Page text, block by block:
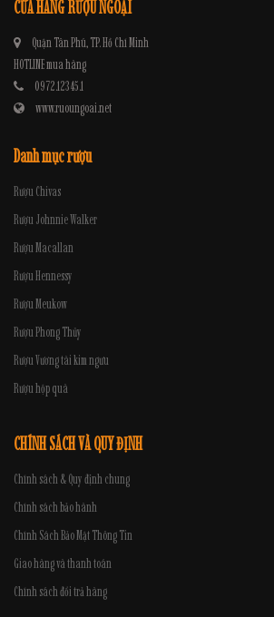
CỬA HÀNG RƯỢU NGOẠI
Quận Tân Phú, TP. Hồ Chí Minh
HOTLINE mua hàng
0972.12345.1
www.ruoungoai.net
Danh mục rượu
Rượu Chivas
Rượu Johnnie Walker
Rượu Macallan
Rượu Hennessy
Rượu Meukow
Rượu Phong Thủy
Rượu Vương tài kim ngưu
Rượu hộp quà
CHÍNH SÁCH VÀ QUY ĐỊNH
Chính sách & Quy định chung
Chính sách bảo hành
Chính Sách Bảo Mật Thông Tin
Giao hàng và thanh toán
Chính sách đổi trả hàng